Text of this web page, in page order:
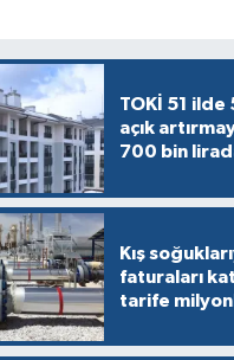
TOKİ 51
açık
700 bin
Kış
faturaları
tarife